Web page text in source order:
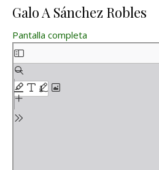
Galo A Sánchez Robles
Pantalla completa
Saltar al contenido del PDF